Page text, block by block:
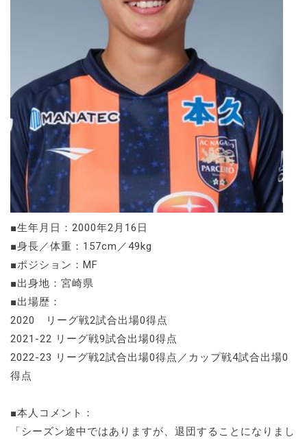
■生年月日：2000年2月16日
■身長／体重：157cm／49kg
■ポジション：MF
■出身地：宮崎県
■出場歴：
2020 リーグ戦2試合出場0得点
2021-22 リーグ戦9試合出場0得点
2022-23 リーグ戦2試合出場0得点／カップ戦4試合出場0
得点
■本人コメント：
「シーズン途中ではありますが、退団することになりまし